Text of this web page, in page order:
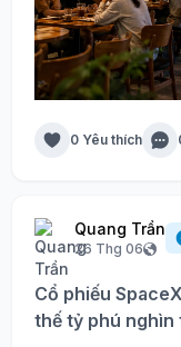
0 Yêu thích
Quang Trần
26 Thg 06
Cổ phiếu
thế tỷ phú nghìn